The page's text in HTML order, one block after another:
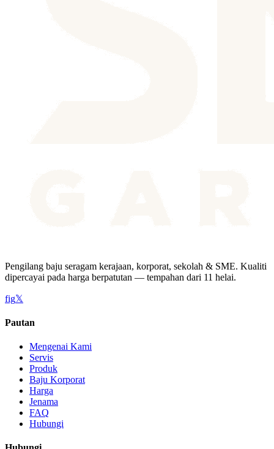
Pengilang baju seragam kerajaan, korporat, sekolah & SME. Kualiti
dipercayai pada harga berpatutan — tempahan dari 11 helai.
fig𝕏
Pautan
Mengenai Kami
Servis
Produk
Baju Korporat
Harga
Jenama
FAQ
Hubungi